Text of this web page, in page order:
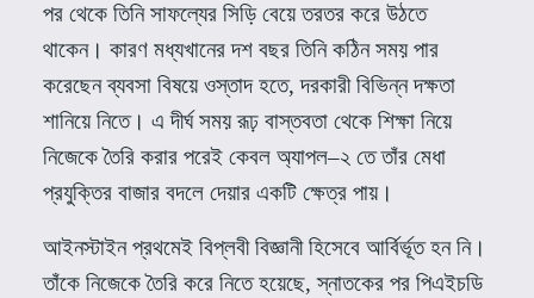
পর থেকে তিনি সাফল্যের সিড়ি বেয়ে তরতর করে উঠতে
থাকেন। কারণ মধ্যখানের দশ বছর তিনি কঠিন সময় পার
করেছেন ব্যবসা বিষয়ে ওস্তাদ হতে,দরকারী বিভিন্ন দক্ষতা
শানিয়ে নিতে। এ দীর্ঘ সময় রূঢ় বাস্তবতা থেকে শিক্ষা নিয়ে
নিজেকে তৈরি করার পরেই কেবল অ্যাপল–২ তে তাঁর মেধা
প্রযুক্তির বাজার বদলে দেয়ার একটি ক্ষেত্র পায়।
আইনস্টাইন প্রথমেই বিপ্লবী বিজ্ঞানী হিসেবে আর্বির্ভূত হন নি।
তাঁকে নিজেকে তৈরি করে নিতে হয়েছে,স্নাতকের পর পিএইচডি